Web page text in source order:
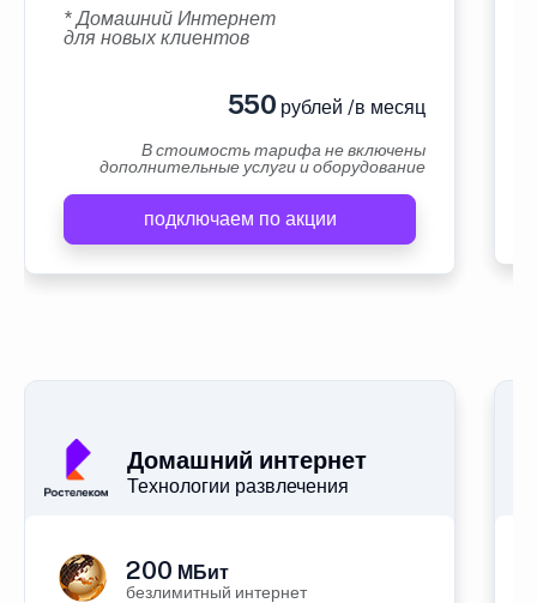
* Домашний Интернет
для новых клиентов
550 рублей /в месяц
В стоимость тарифа не включены
дополнительные услуги и оборудование
подключаем по акции
Домашний интернет
Технологии развлечения
200 МБит
безлимитный интернет